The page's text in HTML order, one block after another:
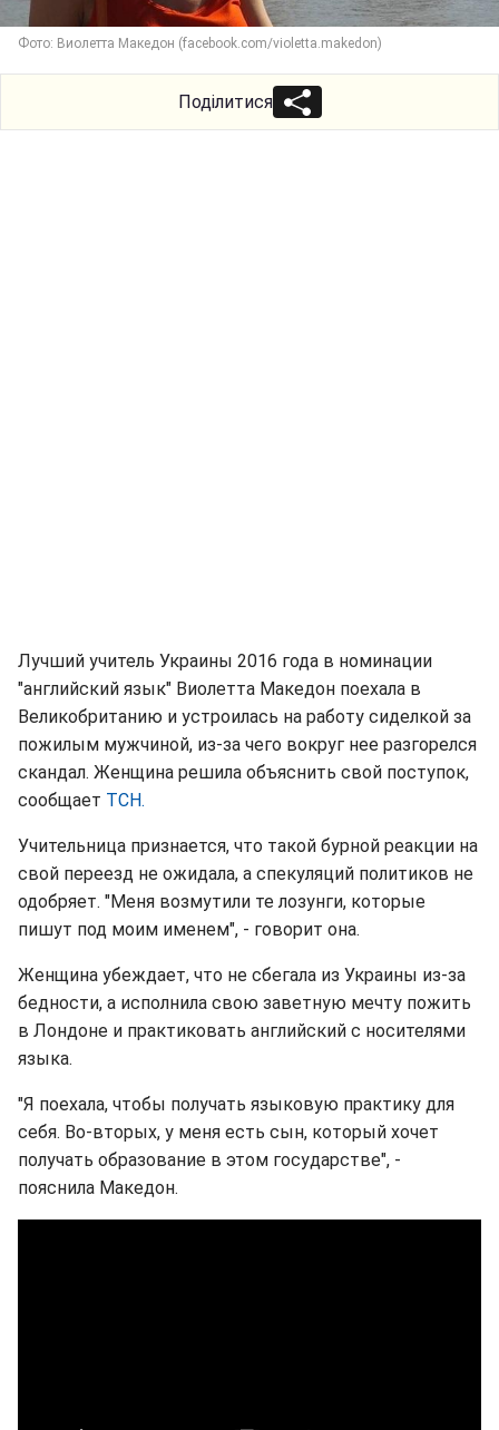
Фото: Виолетта Македон (facebook.com/violetta.makedon)
Поділитися
Лучший учитель Украины 2016 года в номинации
"английский язык" Виолетта Македон поехала в
Великобританию и устроилась на работу сиделкой за
пожилым мужчиной, из-за чего вокруг нее разгорелся
скандал. Женщина решила объяснить свой поступок,
сообщает ТСН.
Учительница признается, что такой бурной реакции на
свой переезд не ожидала, а спекуляций политиков не
одобряет. "Меня возмутили те лозунги, которые
пишут под моим именем", - говорит она.
Женщина убеждает, что не сбегала из Украины из-за
бедности, а исполнила свою заветную мечту пожить
в Лондоне и практиковать английский с носителями
языка.
"Я поехала, чтобы получать языковую практику для
себя. Во-вторых, у меня есть сын, который хочет
получать образование в этом государстве", -
пояснила Македон.